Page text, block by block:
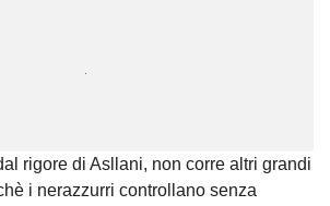
rigore di Asllani, non corre altri grandi
i nerazzurri controllano senza